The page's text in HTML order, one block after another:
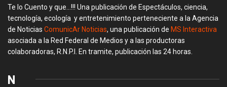
Te lo Cuento y que…!!! Una publicación de Espectáculos, ciencia,
tecnología, ecología y entretenimiento perteneciente a la Agencia
de Noticias ComunicAr Noticias, una publicación de MS Interactiva
asociada a la Red Federal de Medios y a las productoras
colaboradoras, R.N.P.I. En tramite, publicación las 24 horas.
N